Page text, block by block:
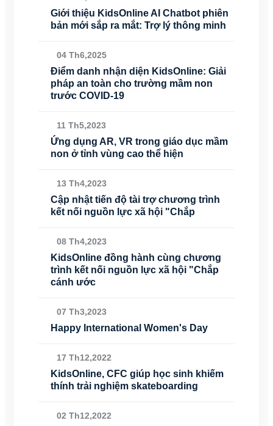
Giới thiệu KidsOnline AI Chatbot phiên
bản mới sắp ra mắt: Trợ lý thông minh
04 Th6,2025
Điểm danh nhận diện KidsOnline: Giải
pháp an toàn cho trường mầm non
trước COVID-19
11 Th5,2023
Ứng dụng AR, VR trong giáo dục mầm
non ở tỉnh vùng cao thể hiện
13 Th4,2023
Cập nhật tiến độ tài trợ chương trình
kết nối nguồn lực xã hội "Chắp
08 Th4,2023
KidsOnline đồng hành cùng chương
trình kết nối nguồn lực xã hội "Chắp
cánh ước
07 Th3,2023
Happy International Women's Day
17 Th12,2022
KidsOnline, CFC giúp học sinh khiếm
thính trải nghiệm skateboarding
02 Th12,2022